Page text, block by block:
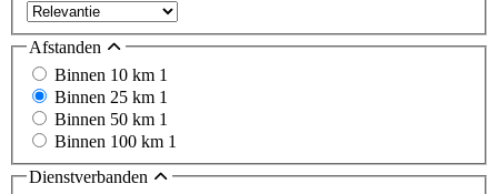
Afstanden
Binnen 10 km 1
Binnen 25 km 1
Binnen 50 km 1
Binnen 100 km 1
Dienstverbanden